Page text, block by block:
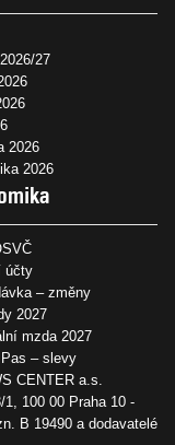
27
2026
2026
účty
– změny
2027
mzda 2027
– slevy
CENTER a.s.
100 00 Praha 10 -
B 19490 a dodavatelé